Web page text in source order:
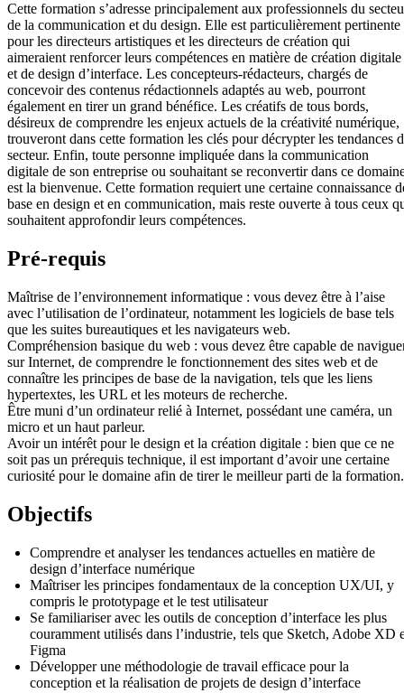
Cette formation s’adresse principalement aux professionnels du
de la communication et du design. Elle est particulièrement pertinente
pour les directeurs artistiques et les directeurs de création qui
aimeraient renforcer leurs compétences en matière de création digitale
et de design d’interface. Les concepteurs-rédacteurs, chargés de
concevoir des contenus rédactionnels adaptés au web, pourront
également en tirer un grand bénéfice. Les créatifs de tous bords,
désireux de comprendre les enjeux actuels de la créativité numérique,
trouveront dans cette formation les clés pour décrypter les tendances
secteur. Enfin, toute personne impliquée dans la communication
digitale de son entreprise ou souhaitant se reconvertir dans ce
est la bienvenue. Cette formation requiert une certaine connaissance
base en design et en communication, mais reste ouverte à tous ceux
souhaitent approfondir leurs compétences.
Pré-requis
Maîtrise de l’environnement informatique : vous devez être à l’aise
avec l’utilisation de l’ordinateur, notamment les logiciels de base tels
que les suites bureautiques et les navigateurs web.
Compréhension basique du web : vous devez être capable de
sur Internet, de comprendre le fonctionnement des sites web et de
connaître les principes de base de la navigation, tels que les liens
hypertextes, les URL et les moteurs de recherche.
Être muni d’un ordinateur relié à Internet, possédant une caméra, un
micro et un haut parleur.
Avoir un intérêt pour le design et la création digitale : bien que ce ne
soit pas un prérequis technique, il est important d’avoir une certaine
curiosité pour le domaine afin de tirer le meilleur parti de la formation.
Objectifs
Comprendre et analyser les tendances actuelles en matière de
design d’interface numérique
Maîtriser les principes fondamentaux de la conception UX/UI, y
compris le prototypage et le test utilisateur
Se familiariser avec les outils de conception d’interface les plus
couramment utilisés dans l’industrie, tels que Sketch, Adobe XD
Figma
Développer une méthodologie de travail efficace pour la
conception et la réalisation de projets de design d’interface